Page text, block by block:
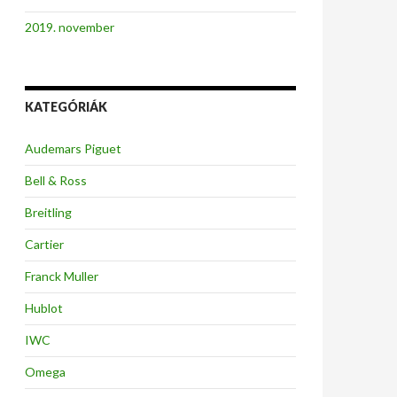
2019. november
KATEGÓRIÁK
Audemars Piguet
Bell & Ross
Breitling
Cartier
Franck Muller
Hublot
IWC
Omega